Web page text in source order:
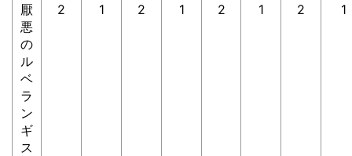
厭
悪
の
ル
ベ
ラ
ン
ギ
ス
2 1 2 1 2 1 2 1